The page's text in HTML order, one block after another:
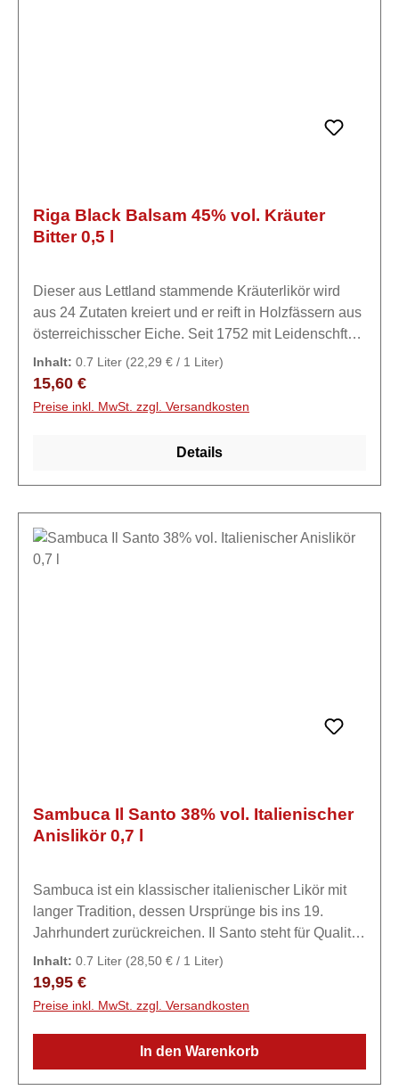
Riga Black Balsam 45% vol. Kräuter
Bitter 0,5 l
Dieser aus Lettland stammende Kräuterlikör wird
aus 24 Zutaten kreiert und er reift in Holzfässern aus
österreichisscher Eiche. Seit 1752 mit Leidenschft
produziert.ExpertiseDas über 260 Jahre alte Rezept
mit Zutaten des Rigas Schwarzbalsams, Kräuter,
Inhalt: 0.7 Liter (22,29 € / 1 Liter)
Regulärer Preis:
15,60 €
Preise inkl. MwSt. zzgl. Versandkosten
Details
Sambuca Il Santo 38% vol. Italienischer
Anislikör 0,7 l
Sambuca ist ein klassischer italienischer Likör mit
langer Tradition, dessen Ursprünge bis ins 19.
Jahrhundert zurückreichen. Il Santo steht für Qualität
und ein ausgewogenes
Aromaprofil.ExpertiseSambuca ist ein klassischer
Qualität und ein ausgewogenes Aromaprofil – ideal
sowohl für Einsteiger als auch für Liebhaber
Inhalt: 0.7 Liter (28,50 € / 1 Liter)
Regulärer Preis:
19,95 €
Preise inkl. MwSt. zzgl. Versandkosten
In den Warenkorb